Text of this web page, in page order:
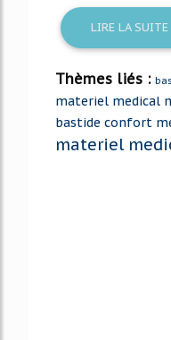
LIRE LA SUITE
Thèmes liés :
materiel medical
bastide confort
materiel